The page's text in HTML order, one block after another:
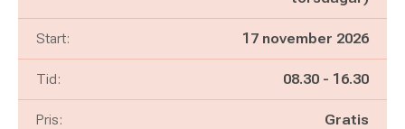
Start: 17 november 2026
Tid: Pågår mellan
08.30 - och
16.30
Pris: Gratis